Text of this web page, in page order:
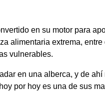
en su motor para
alimentaria extrema,
vulnerables.
en una alberca, y de
por hoy es una de sus